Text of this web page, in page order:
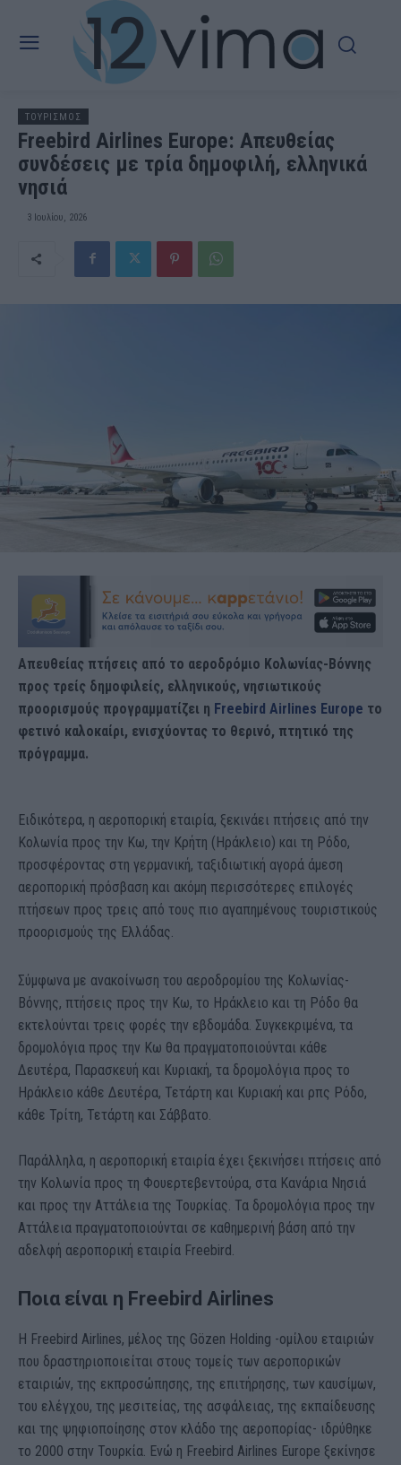
ΤΟΥΡΙΣΜΟΣ
Freebird Airlines Europe: Aπευθείας
συνδέσεις με τρία δημοφιλή, ελληνικά
νησιά
3 Ιουλίου, 2026
Απευθείας πτήσεις από το αεροδρόμιο Κολωνίας-Βόννης
προς τρείς δημοφιλείς, ελληνικούς, νησιωτικούς
προορισμούς προγραμματίζει η Freebird Airlines Europe το
φετινό καλοκαίρι, ενισχύοντας το θερινό, πτητικό της
πρόγραμμα.
Ειδικότερα, η αεροπορική εταιρία, ξεκινάει πτήσεις από την
Κολωνία προς την Κω, την Κρήτη (Ηράκλειο) και τη Ρόδο,
προσφέροντας στη γερμανική, ταξιδιωτική αγορά άμεση
αεροπορική πρόσβαση και ακόμη περισσότερες επιλογές
πτήσεων προς τρεις από τους πιο αγαπημένους τουριστικούς
προορισμούς της Ελλάδας.
Σύμφωνα με ανακοίνωση του αεροδρομίου της Κολωνίας-
Βόννης, πτήσεις προς την Κω, το Ηράκλειο και τη Ρόδο θα
εκτελούνται τρεις φορές την εβδομάδα. Συγκεκριμένα, τα
δρομολόγια προς την Κω θα πραγματοποιούνται κάθε
Δευτέρα, Παρασκευή και Κυριακή, τα δρομολόγια προς το
Ηράκλειο κάθε Δευτέρα, Τετάρτη και Κυριακή και ρπς Ρόδο,
κάθε Τρίτη, Τετάρτη και Σάββατο.
Παράλληλα, η αεροπορική εταιρία έχει ξεκινήσει πτήσεις από
την Κολωνία προς τη Φουερτεβεντούρα, στα Κανάρια Νησιά
και προς την Αττάλεια της Τουρκίας. Τα δρομολόγια προς την
Αττάλεια πραγματοποιούνται σε καθημερινή βάση από την
αδελφή αεροπορική εταιρία Freebird.
Ποια είναι η Freebird Airlines
Η Freebird Airlines, μέλος της Gözen Holding -ομίλου εταιριών
που δραστηριοποιείται στους τομείς των αεροπορικών
εταιριών, της εκπροσώπησης, της επιτήρησης, των καυσίμων,
του ελέγχου, της μεσιτείας, της ασφάλειας, της εκπαίδευσης
και της ψηφιοποίησης στον κλάδο της αεροπορίας- ιδρύθηκε
το 2000 στην Τουρκία. Ενώ η Freebird Airlines Europe ξεκίνησε